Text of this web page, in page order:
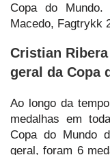
Copa do
Macedo, Fagtrykk
Cristian
geral da Copa
Ao longo da
medalhas em
Copa do Mundo
geral, foram 6